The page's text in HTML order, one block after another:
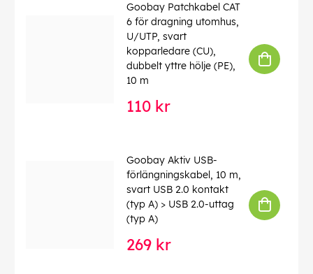
Goobay Patchkabel CAT
6 för dragning utomhus,
U/UTP, svart
kopparledare (CU),
dubbelt yttre hölje (PE),
10 m
110 kr
Goobay Aktiv USB-
förlängningskabel, 10 m,
svart USB 2.0 kontakt
(typ A) > USB 2.0-uttag
(typ A)
269 kr